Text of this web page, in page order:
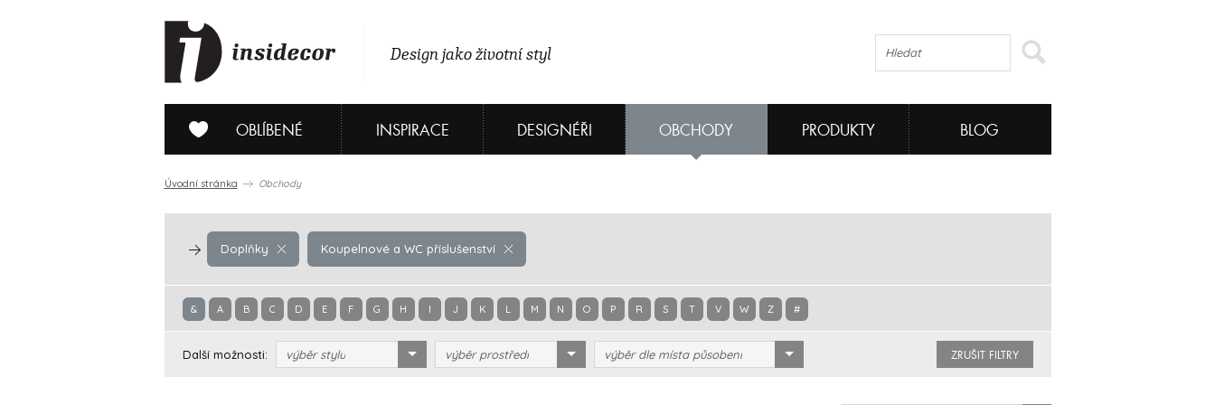
Design jako životní styl
OBLÍBENÉ INSPIRACE DESIGNÉŘI OBCHODY PRODUKTY BLOG
Úvodní stránka Obchody
Doplňky Koupelnové a WC příslušenství
& A B C D E F G H I J K L M N O P R S T V W Z #
Další možnosti: výběr stylu výběr prostředí výběr dle místa působení ZRUŠIT FILTRY